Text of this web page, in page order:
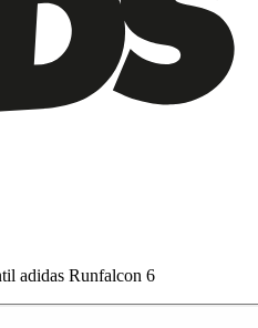
adidas Runfalcon 6